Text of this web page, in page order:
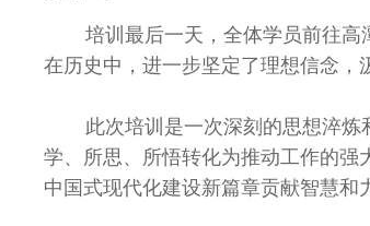
培训最后一天，全体学员前往
在历史中，进一步坚定了理想信念，
此次培训是一次深刻的思想淬
学、所思、所悟转化为推动工作的
中国式现代化建设新篇章贡献智慧和